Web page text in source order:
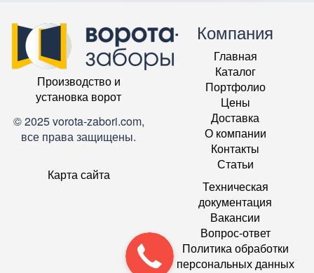
Производство и
установка ворот
© 2025 vorota-zabori.com,
все права защищены.
Карта сайта
Компания
Главная
Каталог
Портфолио
Цены
Доставка
О компании
Контакты
Статьи
Техническая
документация
Вакансии
Вопрос-ответ
Политика обработки
персональных данных